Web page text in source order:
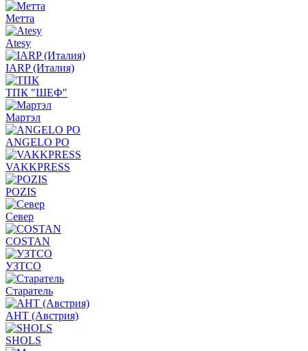
Метта
Atesy
IARP (Италия)
ТПК "ШЕФ"
Мартэл
ANGELO PO
VAKKPRESS
POZIS
Север
COSTAN
УЗТСО
Старатель
АНТ (Австрия)
SHOLS